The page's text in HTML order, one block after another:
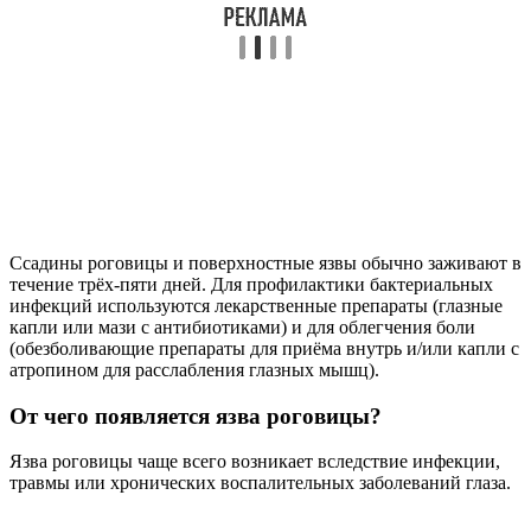
Ссадины роговицы и поверхностные язвы обычно заживают в
течение трёх-пяти дней. Для профилактики бактериальных
инфекций используются лекарственные препараты (глазные
капли или мази с антибиотиками) и для облегчения боли
(обезболивающие препараты для приёма внутрь и/или капли с
атропином для расслабления глазных мышц).
От чего появляется язва роговицы?
Язва роговицы чаще всего возникает вследствие инфекции,
травмы или хронических воспалительных заболеваний глаза.